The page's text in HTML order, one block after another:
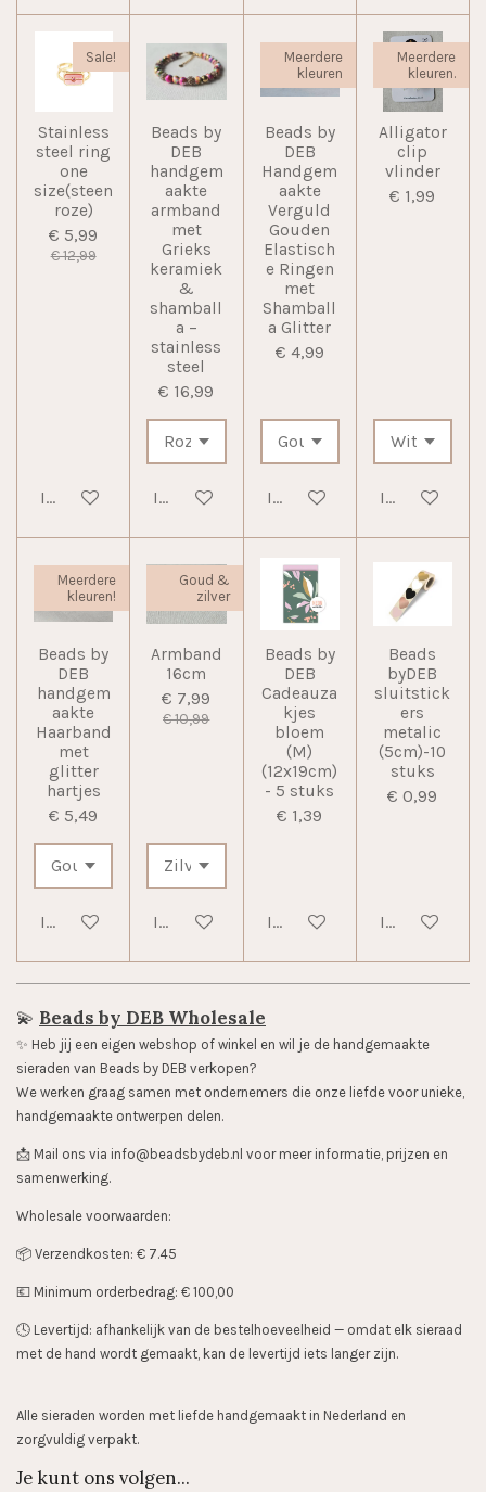
Sale!
Stainless
steel ring
one
size(steen
roze)
€ 5,99
€ 12,99
In winkelwagen
Beads by
DEB
handgem
aakte
armband
met
Grieks
keramiek
&
shamball
a –
stainless
steel
€ 16,99
In winkelwagen
Meerdere
kleuren
Beads by
DEB
Handgem
aakte
Verguld
Gouden
Elastisch
e Ringen
met
Shamball
a Glitter
€ 4,99
In winkelwagen
Meerdere
kleuren.
Alligator
clip
vlinder
€ 1,99
In
Meerdere
kleuren!
Beads by
DEB
handgem
aakte
Haarband
met
glitter
hartjes
€ 5,49
In winkelwagen
Goud &
zilver
Armband
16cm
€ 7,99
€ 10,99
In winkelwagen
Beads by
DEB
Cadeauza
kjes
bloem
(M)
(12x19cm)
- 5 stuks
€ 1,39
In winkelwagen
Beads
byDEB
sluitstick
ers
metalic
(5cm)-10
stuks
€ 0,99
In
💫 Beads by DEB Wholesale
✨️ Heb jij een eigen webshop of winkel en wil je de handgemaakte
sieraden van Beads by DEB verkopen?
We werken graag samen met ondernemers die onze liefde voor unieke,
handgemaakte ontwerpen delen.
📩 Mail ons via info@beadsbydeb.nl voor meer informatie, prijzen en
samenwerking.
Wholesale voorwaarden:
📦 Verzendkosten: € 7.45
💶 Minimum orderbedrag: € 100,00
🕓 Levertijd: afhankelijk van de bestelhoeveelheid — omdat elk sieraad
met de hand wordt gemaakt, kan de levertijd iets langer zijn.
Alle sieraden worden met liefde handgemaakt in Nederland en
zorgvuldig verpakt.
Je kunt ons volgen...